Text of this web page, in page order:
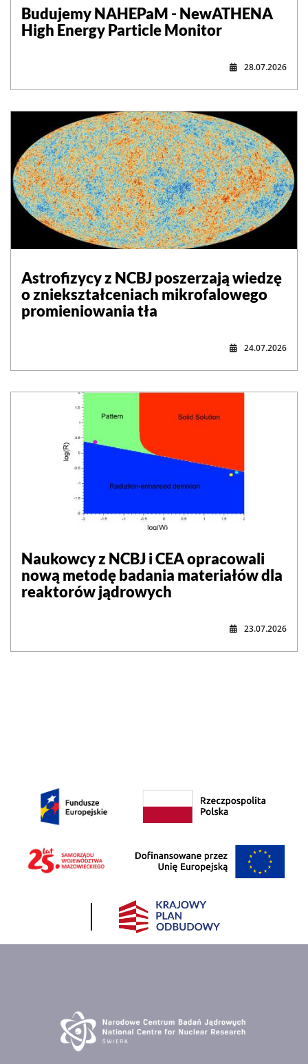
Budujemy NAHEPaM - NewATHENA
High Energy Particle Monitor
28.07.2026
Astrofizycy z NCBJ poszerzają wiedzę
o zniekształceniach mikrofalowego
promieniowania tła
24.07.2026
Naukowcy z NCBJ i CEA opracowali
nową metodę badania materiałów dla
reaktorów jądrowych
23.07.2026